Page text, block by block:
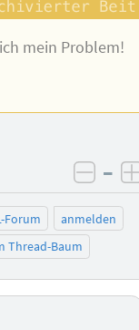
mein Problem!
–
Forum
anmelden
Thread-Baum